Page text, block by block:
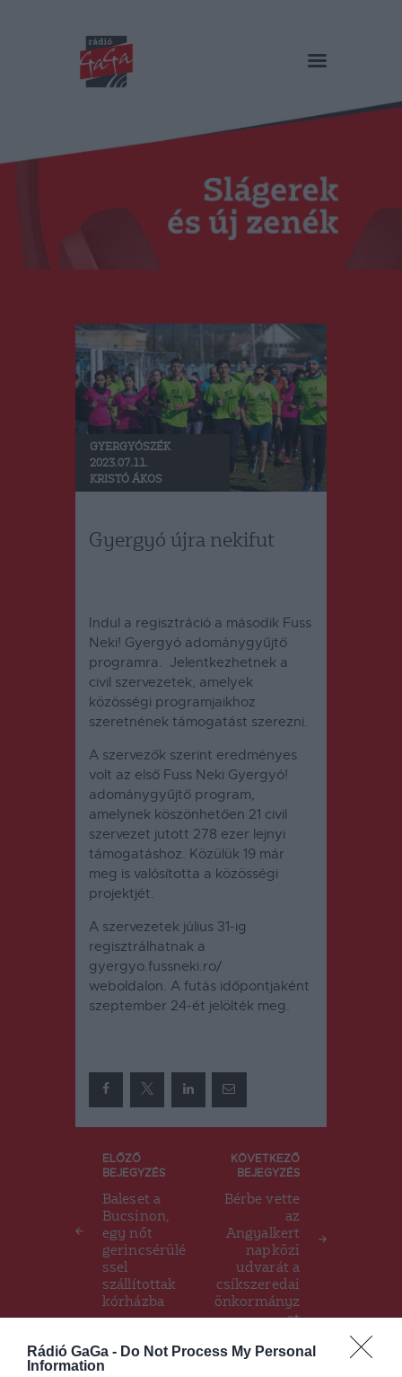
Rádió GaGa - Do Not Process My Personal
Information
RÁDIÓ GAGA
Műsorok
Duma Duba
Podcast és videók
Stáb
Kapcsolat
RO
GYERGYÓSZÉK
2023.07.11.
KRISTÓ ÁKOS
Gyergyó újra nekifut
Indul a regisztráció a második Fuss
Neki! Gyergyó adománygyűjtő
programra. Jelentkezhetnek a
civil szervezetek, amelyek
közösségi programjaikhoz
szeretnének támogatást szerezni.
A szervezők szerint eredményes
volt az első Fuss Neki Gyergyó!
adománygyűjtő program,
amelynek köszönhetően 21 civil
szervezet jutott 278 ezer lejnyi
támogatáshoz. Közülük 19 már
meg is valósította a közösségi
projektjét.
A szervezetek július 31-ig
regisztrálhatnak a
gyergyo.fussneki.ro/
weboldalon. A futás időpontjaként
szeptember 24-ét jelölték meg.
Bejegyzés
navigáció
ELŐZŐ
BEJEGYZÉS
Baleset a
Bucsinon,
egy nőt
gerincsérülé
ssel
szállítottak
kórházba
KÖVETKEZŐ
BEJEGYZÉS
Bérbe vette
az
Angyalkert
napközi
udvarát a
csíkszeredai
önkormányz
at